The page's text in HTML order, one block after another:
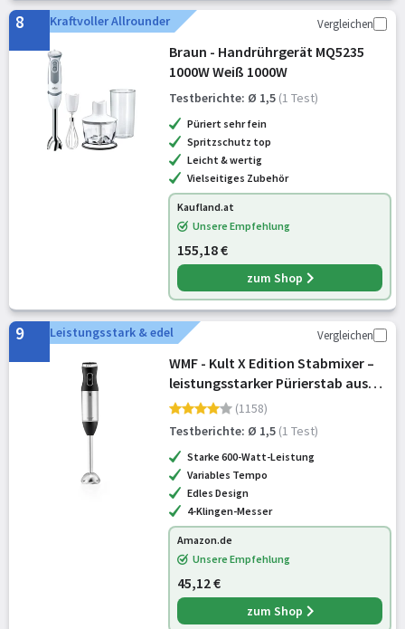
8 Kraftvoller Allrounder Vergleichen
Braun - Handrührgerät MQ5235
1000W Weiß 1000W
Testberichte: Ø 1,5 (1 Test)
Püriert sehr fein
Spritzschutz top
Leicht & wertig
Vielseitiges Zubehör
Kaufland.at
Unsere Empfehlung
155,18 €
zum Shop
9 Leistungsstark & edel Vergleichen
WMF - Kult X Edition Stabmixer –
leistungsstarker Pürierstab aus
Cromargan Edelstahl, stufenlos
einstellbare Geschwindigkeit,
ergonomischer Soft-Touch-Griff
(1158)
Testberichte: Ø 1,5 (1 Test)
Starke 600-Watt-Leistung
Variables Tempo
Edles Design
4-Klingen-Messer
Amazon.de
Unsere Empfehlung
45,12 €
zum Shop